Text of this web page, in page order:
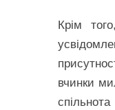
Крім
вчинки